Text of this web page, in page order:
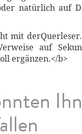
natürlich auf
mit
auf
ergänzen.</b>